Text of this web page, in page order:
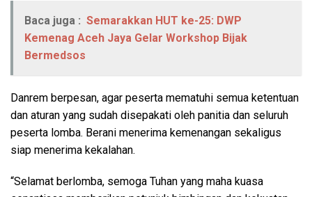
Baca juga : Semarakkan HUT ke-25: DWP
Kemenag Aceh Jaya Gelar Workshop Bijak
Bermedsos
Danrem berpesan, agar peserta mematuhi semua ketentuan
dan aturan yang sudah disepakati oleh panitia dan seluruh
peserta lomba. Berani menerima kemenangan sekaligus
siap menerima kekalahan.
“Selamat berlomba, semoga Tuhan yang maha kuasa